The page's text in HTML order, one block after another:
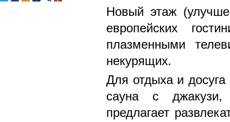
Новый этаж
европейских
плазменными
некурящих.
Для отдыха и досуга
сауна с джакузи,
предлагает